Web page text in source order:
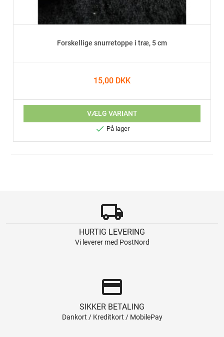
Forskellige snurretoppe i træ, 5 cm
15,00 DKK
VÆLG VARIANT
 På lager
local_shipping
HURTIG LEVERING
Vi leverer med PostNord
credit_card
SIKKER BETALING
Dankort / Kreditkort / MobilePay